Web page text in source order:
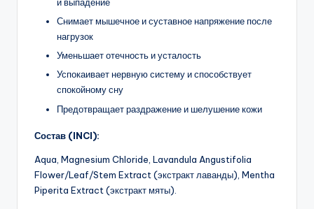
Снимает мышечное и суставное напряжение после
нагрузок
Уменьшает отечность и усталость
Успокаивает нервную систему и способствует
спокойному сну
Предотвращает раздражение и шелушение кожи
Состав (INCI):
Aqua, Magnesium Chloride, Lavandula Angustifolia
Flower/Leaf/Stem Extract (экстракт лаванды), Mentha
Piperita Extract (экстракт мяты).